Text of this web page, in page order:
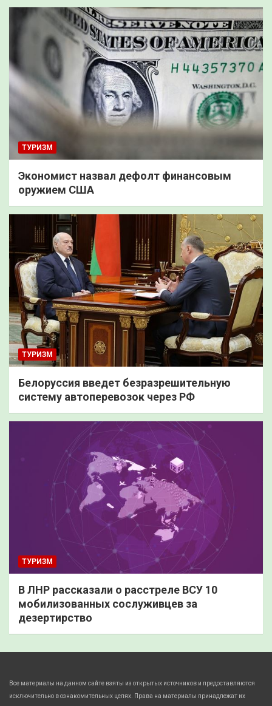
ТУРИЗМ
Экономист назвал дефолт финансовым
оружием США
ТУРИЗМ
Белоруссия введет безразрешительную
систему автоперевозок через РФ
ТУРИЗМ
В ЛНР рассказали о расстреле ВСУ 10
мобилизованных сослуживцев за
дезертирство
Все материалы на данном сайте взяты из открытых источников и предоставляются
исключительно в ознакомительных целях. Права на материалы принадлежат их